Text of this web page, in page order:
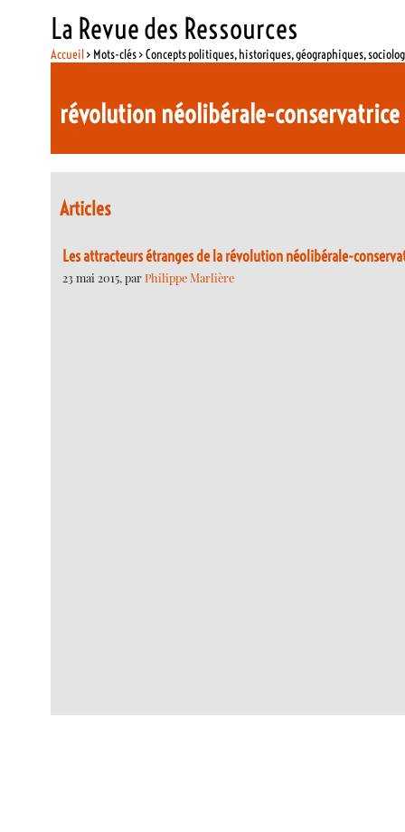
La Revue des Ressources
Accueil> Mots-clés > Concepts politiques, historiques, géographiques,
révolution néolibérale-conservatrice
Articles
Les attracteurs étranges de la révolution néolibérale-
23 mai 2015, parPhilippe Marlière